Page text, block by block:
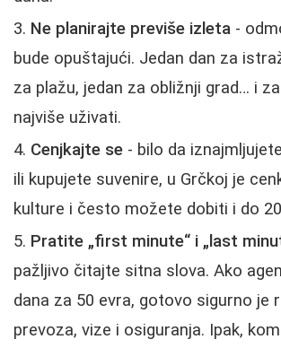
Ne planirajte previše izleta -
bude opuštajući. Jedan dan za
za plažu, jedan za obližnji grad… i
najviše uživati.
Cenjkajte se - bilo da
ili kupujete suvenire, u Grčkoj je
kulture i često možete dobiti i do
Pratite „first minute“ i „last
pažljivo čitajte sitna slova. Ako
dana za 50 evra, gotovo sigurno je
prevoza, vize i osiguranja. Ipak,